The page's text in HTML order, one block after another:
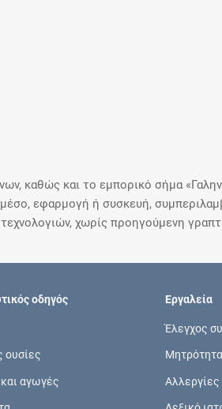
καθώς και το εμπορικό σήμα
εφαρμογή ή συσκευή,
χωρίς προηγούμενη
οδηγός
ουσίες
και αγωγές
Εργαλεία
Έλεγχος